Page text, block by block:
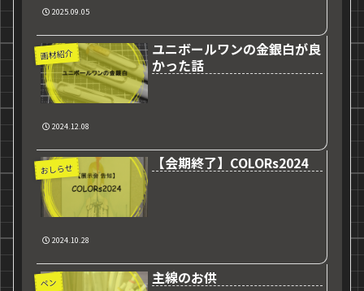
2025.09.05
画材紹介
ユニボールワンの金銀白が良
かった話
2024.12.08
おしらせ 【会期終了】COLORs2024
2024.10.28
ペン 主線のお供